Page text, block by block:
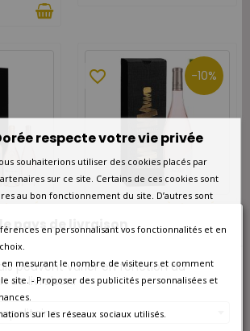
pays de livraison
peuvent varier en fonction du
de livraison.
rosé 3
-10%
DISPONIBLE À L'UNITÉ
favorite_border
Coffret vin Provence Bio
54,00 €
48,60 €
respecte votre vie privée
souhaiterions utiliser des cookies placés par
sur ce site. Certains de ces cookies sont
au bon fonctionnement du site. D’autres sont
en personnalisant vos fonctionnalités et en
en mesurant le nombre de visiteurs et comment
site. - Proposer des publicités personnalisées et
sur les réseaux sociaux utilisés.